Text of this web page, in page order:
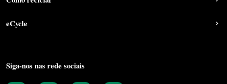
eCycle
Siga-nos nas rede sociais